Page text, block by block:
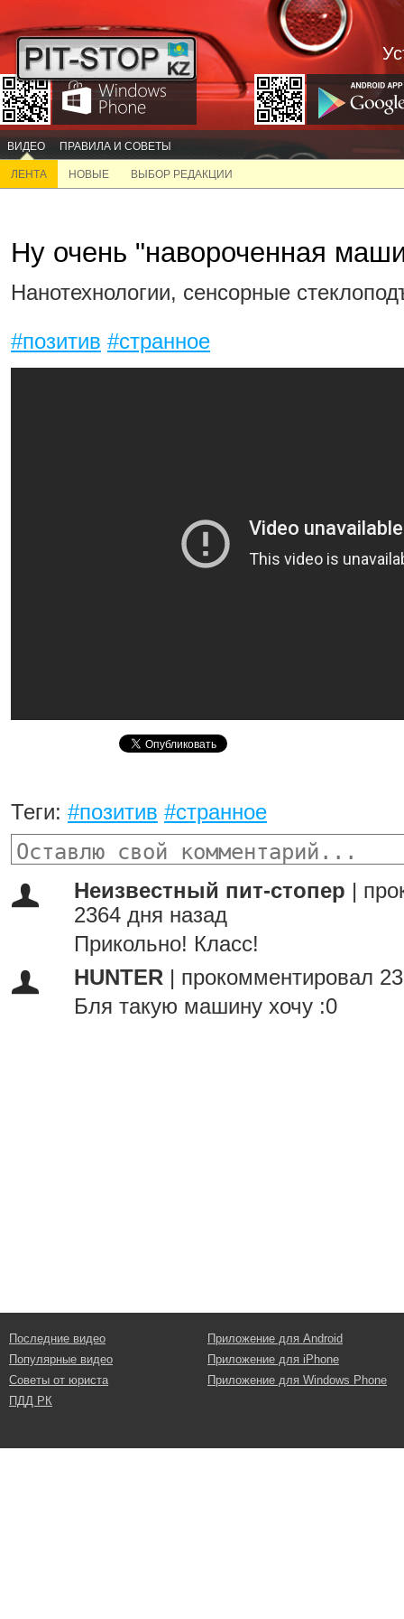
ВИДЕО ПРАВИЛА И СОВЕТЫ
ЛЕНТА НОВЫЕ ВЫБОР РЕДАКЦИИ
Ну очень "навороченная
Нанотехнологии, сенсорные
#позитив #странное
Теги: #позитив #странное
Неизвестный пит-стопер
2364 дня назад
Прикольно! Класс!
HUNTER
прокомментировал
Бля такую машину хочу :0
Последние видео
Популярные видео
Советы от юриста
ПДД РК
Приложение для Android
Приложение для iPhone
Приложение для Windows Phone